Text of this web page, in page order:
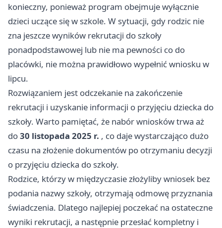
konieczny, ponieważ program obejmuje wyłącznie
dzieci uczące się w szkole. W sytuacji, gdy rodzic nie
zna jeszcze wyników rekrutacji do szkoły
ponadpodstawowej lub nie ma pewności co do
placówki, nie można prawidłowo wypełnić wniosku w
lipcu.
Rozwiązaniem jest odczekanie na zakończenie
rekrutacji i uzyskanie informacji o przyjęciu dziecka do
szkoły. Warto pamiętać, że nabór wniosków trwa aż
do30 listopada 2025 r. , co daje wystarczająco dużo
czasu na złożenie dokumentów po otrzymaniu decyzji
o przyjęciu dziecka do szkoły.
Rodzice, którzy w międzyczasie złożyliby wniosek bez
podania nazwy szkoły, otrzymają odmowę przyznania
świadczenia. Dlatego najlepiej poczekać na ostateczne
wyniki rekrutacji, a następnie przesłać kompletny i